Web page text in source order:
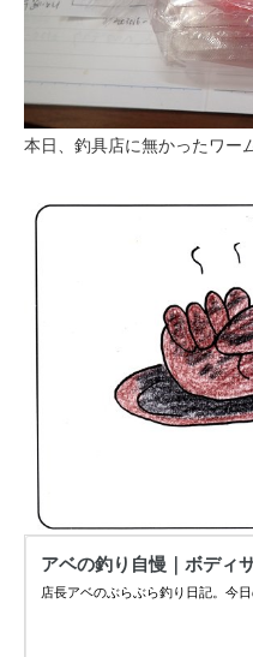
本日、釣具店に無かったワー